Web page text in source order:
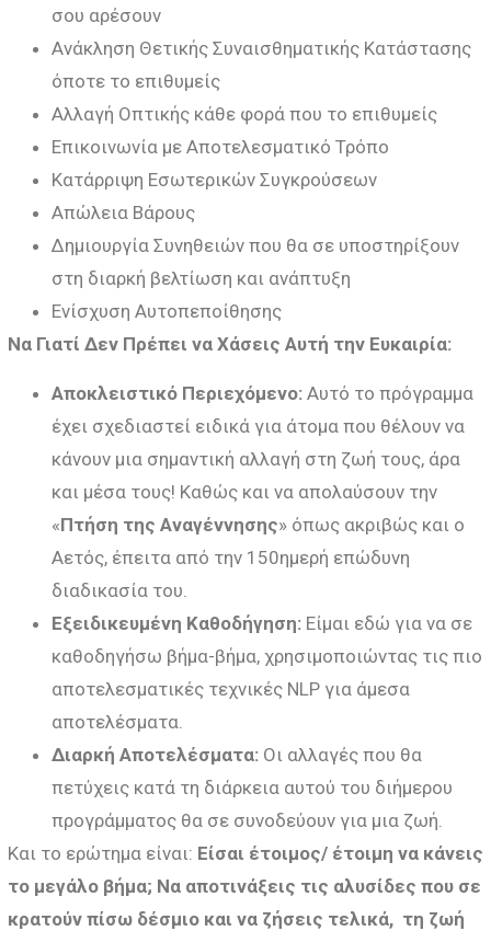
σου αρέσουν
Ανάκληση Θετικής Συναισθηματικής Κατάστασης
όποτε το επιθυμείς
Αλλαγή Οπτικής κάθε φορά που το επιθυμείς
Επικοινωνία με Αποτελεσματικό Τρόπο
Κατάρριψη Εσωτερικών Συγκρούσεων
Απώλεια Βάρους
Δημιουργία Συνηθειών που θα σε υποστηρίξουν
στη διαρκή βελτίωση και ανάπτυξη
Ενίσχυση Αυτοπεποίθησης
Να Γιατί Δεν Πρέπει να Χάσεις Αυτή την Ευκαιρία:
Αποκλειστικό Περιεχόμενο: Αυτό το πρόγραμμα
έχει σχεδιαστεί ειδικά για άτομα που θέλουν να
κάνουν μια σημαντική αλλαγή στη ζωή τους, άρα
και μέσα τους! Καθώς και να απολαύσουν την
«Πτήση της Αναγέννησης» όπως ακριβώς και ο
Αετός, έπειτα από την 150ημερή επώδυνη
διαδικασία του.
Εξειδικευμένη Καθοδήγηση: Είμαι εδώ για να σε
καθοδηγήσω βήμα-βήμα, χρησιμοποιώντας τις πιο
αποτελεσματικές τεχνικές NLP για άμεσα
αποτελέσματα.
Διαρκή Αποτελέσματα: Οι αλλαγές που θα
πετύχεις κατά τη διάρκεια αυτού του διήμερου
προγράμματος θα σε συνοδεύουν για μια ζωή.
Και το ερώτημα είναι: Είσαι έτοιμος/ έτοιμη να κάνεις
το μεγάλο βήμα; Να αποτινάξεις τις αλυσίδες που σε
κρατούν πίσω δέσμιο και να ζήσεις τελικά, τη ζωή